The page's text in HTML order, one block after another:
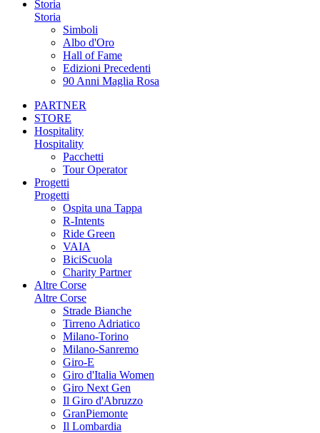
Storia
Storia
Simboli
Albo d'Oro
Hall of Fame
Edizioni Precedenti
90 Anni Maglia Rosa
PARTNER
STORE
Hospitality
Hospitality
Pacchetti
Tour Operator
Progetti
Progetti
Ospita una Tappa
R-Intents
Ride Green
VAIA
BiciScuola
Charity Partner
Altre Corse
Altre Corse
Strade Bianche
Tirreno Adriatico
Milano-Torino
Milano-Sanremo
Giro-E
Giro d'Italia Women
Giro Next Gen
Il Giro d'Abruzzo
GranPiemonte
Il Lombardia